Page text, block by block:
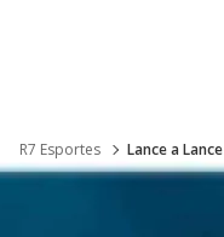
R7 Esportes Lance a Lance